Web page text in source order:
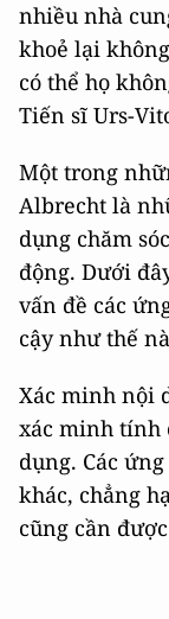
nhiều nhà
khoẻ lại
có thể họ
Tiến sĩ Urs-
Một trong
Albrecht là
dụng chăm
động. Dưới
vấn đề các
cậy như thế
Xác minh nội
xác minh tính
dụng. Các
khác, chẳng
cũng cần